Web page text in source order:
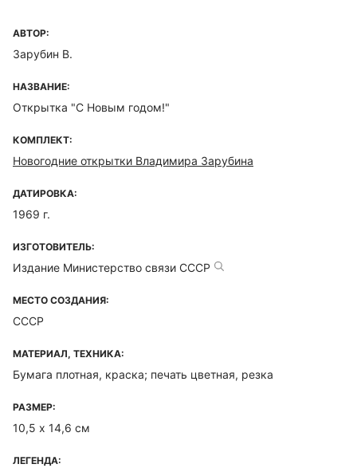
АВТОР:
Зарубин В.
НАЗВАНИЕ:
Открытка "С Новым годом!"
КОМПЛЕКТ:
Новогодние открытки Владимира Зарубина
ДАТИРОВКА:
1969 г.
ИЗГОТОВИТЕЛЬ:
Издание Министерство связи СССР
МЕСТО СОЗДАНИЯ:
СССР
МАТЕРИАЛ, ТЕХНИКА:
Бумага плотная, краска; печать цветная, резка
РАЗМЕР:
10,5 х 14,6 см
ЛЕГЕНДА: